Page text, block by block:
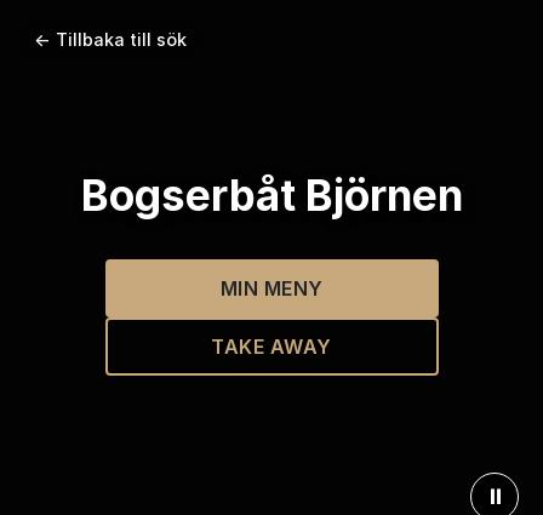
← Tillbaka till sök
Bogserbåt Björnen
MIN MENY
TAKE AWAY
⏸